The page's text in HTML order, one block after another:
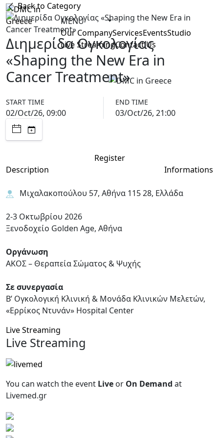
MENU
Our CompanyServicesEventsStudio
Live StreamingContact Us
Back to Category
Διημερίδα Ογκολογίας
«Shaping the New Era in
Cancer Treatment»
START TIME
02/Oct/26, 09:00
END TIME
03/Oct/26, 21:00
Register
Description
Informations
Μιχαλακοπούλου 57, Αθήνα 115 28, Ελλάδα
2-3 Οκτωβρίου 2026
Ξενοδοχείο Golden Age, Αθήνα
Οργάνωση
ΑΚΟΣ – Θεραπεία Σώματος & Ψυχής
Σε συνεργασία
Β’ Ογκολογική Κλινική & Μονάδα Κλινικών Μελετών,
«Ερρίκος Ντυνάν» Hospital Center
Live Streaming
Live Streaming
You can watch the event Live or On Demand at
Livemed.gr